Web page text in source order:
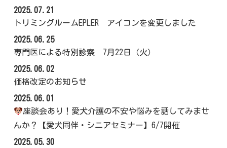
2025.07.21
トリミングルームEPLER アイコンを変更しました
2025.06.25
専門医による特別診察 7月22日（火）
2025.06.02
価格改定のお知らせ
2025.06.01
座談会あり！愛犬介護の不安や悩みを話してみませ
んか？【愛犬同伴・シニアセミナー】6/7開催
2025.05.30